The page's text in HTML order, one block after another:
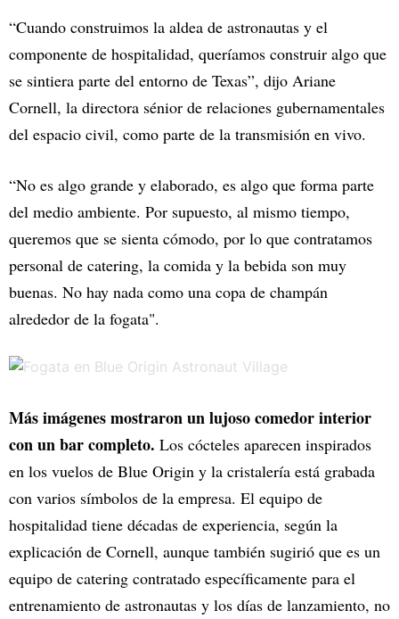
“Cuando construimos la aldea de astronautas y el
componente de hospitalidad, queríamos construir algo que
se sintiera parte del entorno de Texas”, dijo Ariane
Cornell, la directora sénior de relaciones gubernamentales
del espacio civil, como parte de la transmisión en vivo.
“No es algo grande y elaborado, es algo que forma parte
del medio ambiente. Por supuesto, al mismo tiempo,
queremos que se sienta cómodo, por lo que contratamos
personal de catering, la comida y la bebida son muy
buenas. No hay nada como una copa de champán
alrededor de la fogata".
Más imágenes mostraron un lujoso comedor interior
con un bar completo. Los cócteles aparecen inspirados
en los vuelos de Blue Origin y la cristalería está grabada
con varios símbolos de la empresa. El equipo de
hospitalidad tiene décadas de experiencia, según la
explicación de Cornell, aunque también sugirió que es un
equipo de catering contratado específicamente para el
entrenamiento de astronautas y los días de lanzamiento, no